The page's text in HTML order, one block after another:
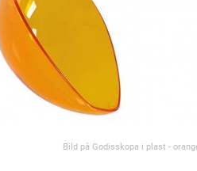
Bild på Godisskopa i plast -